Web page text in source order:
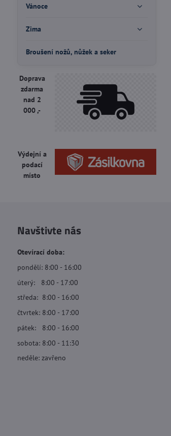
Vánoce
Zima
Broušení nožů, nůžek a seker
Doprava
zdarma
nad 2
000 ,-
Výdejní a
podací
místo
Navštivte nás
Otevírací doba:
pondělí: 8:00 - 16:00
úterý: 8:00 - 17:00
středa: 8:00 - 16:00
čtvrtek: 8:00 - 17:00
pátek: 8:00 - 16:00
sobota: 8:00 - 11:30
neděle: zavřeno